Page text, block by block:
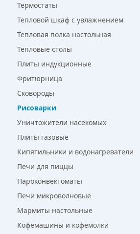
Термостаты
Тепловой шкаф с увлажнением
Тепловая полка настольная
Тепловые столы
Плиты индукционные
Фритюрница
Сковороды
Рисоварки
Уничтожители насекомых
Плиты газовые
Кипятильники и водонагреватели
Печи для пиццы
Пароконвектоматы
Печи микроволновые
Мармиты настольные
Кофемашины и кофемолки